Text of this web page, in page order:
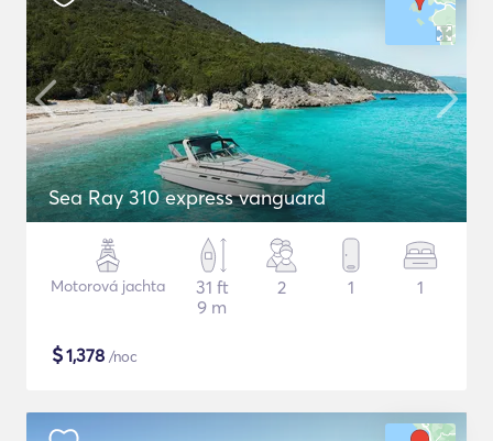
Sea Ray 310 express vanguard
Motorová jachta
31 ft
9 m
2 1 1
$1,378 /noc